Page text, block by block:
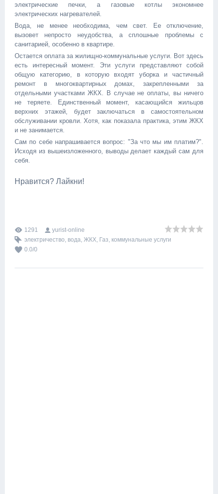
электрические печки, а газовые котлы экономнее
электрических нагревателей.
Вода, не менее необходима, чем свет. Ее отключение,
вызовет непросто неудобства, а сплошные проблемы с
санитарией, особенно в квартире.
Остается оплата за жилищно-коммунальные услуги. Вот здесь
есть интересный момент. Эти услуги представляют собой
общую категорию, в которую входят уборка и частичный
ремонт в многоквартирных домах, закрепленными за
отдельными участками ЖКХ. В случае не оплаты, вы ничего
не теряете. Единственный момент, касающийся жильцов
верхних этажей, будет заключаться в самостоятельном
обслуживании кровли. Хотя, как показала практика, этим ЖКХ
и не занимается.
Сам по себе напрашивается вопрос: "За что мы им платим?".
Исходя из вышеизложенного, выводы делает каждый сам для
себя.
Нравится? Лайкни!
1291
yurist-online
электричество, вода, ЖКХ, Газ, коммунальные услуги
0.0/0